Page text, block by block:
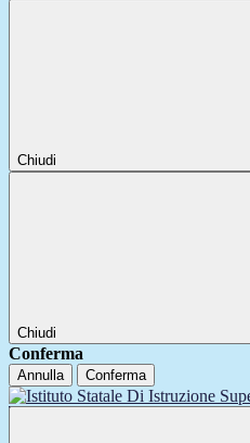
Chiudi
Chiudi
Conferma
Annulla Conferma